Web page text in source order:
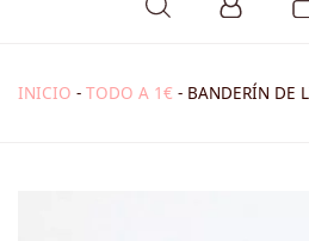
INICIO - TODO A 1€ - BANDERÍN DE